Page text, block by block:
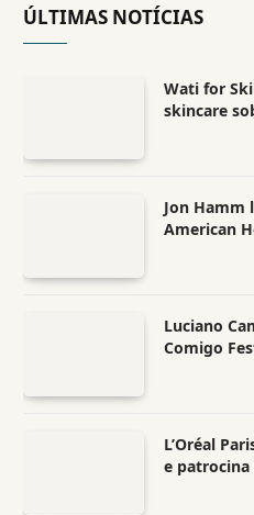
ÚLTIMAS NOTÍCIAS
Wati for
skincare
Jon Hamm
American
Luciano
Comigo
L’Oréal
e